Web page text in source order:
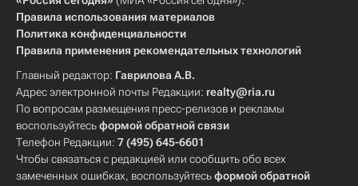
Правила использования материалов
Политика конфиденциальности
Правила применения рекомендательных технологий
Главный редактор: Гаврилова А.В.
Адрес электронной почты Редакции: realty@ria.ru
По вопросам размещения пресс-релизов и рекламы
воспользуйтесьформой обратной связи
Телефон Редакции: 7 (495) 645-6601
Чтобы связаться с редакцией или сообщить обо всех
замеченных ошибках, воспользуйтесьформой обратной